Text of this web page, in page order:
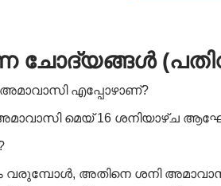
ചോദ്യങ്ങൾ
എപ്പോഴാണ്?
മെയ് 16 ശനിയാഴ്ച
വരുമ്പോൾ, അതിനെ ശനി